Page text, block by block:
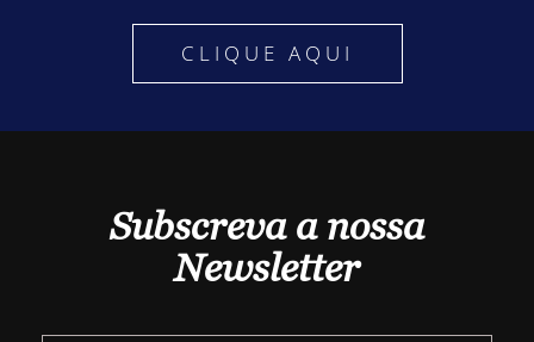
CLIQUE AQUI
Subscreva a nossa
Newsletter